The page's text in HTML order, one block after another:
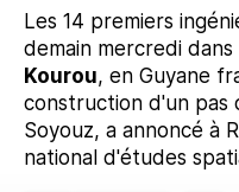
Les 14 premiers
demain mercredi dans
Kourou, en Guyane
construction d'un pas
Soyouz, a annoncé à
national d'études